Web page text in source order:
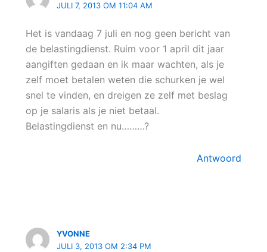
JULI 7, 2013 OM 11:04 AM
Het is vandaag 7 juli en nog geen bericht van
de belastingdienst. Ruim voor 1 april dit jaar
aangiften gedaan en ik maar wachten, als je
zelf moet betalen weten die schurken je wel
snel te vinden, en dreigen ze zelf met beslag
op je salaris als je niet betaal.
Belastingdienst en nu………?
Antwoord
YVONNE
JULI 3, 2013 OM 2:34 PM